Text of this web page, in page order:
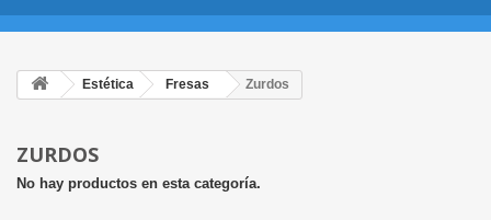
Estética Fresas Zurdos
ZURDOS
No hay productos en esta categoría.